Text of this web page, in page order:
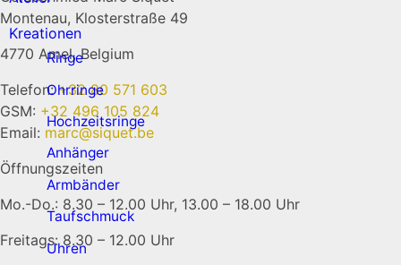
Kreationen
Ringe
Ohrringe
Hochzeitsringe
Anhänger
Armbänder
Taufschmuck
Uhren
Montenau, Klosterstraße 49
4770 Amel, Belgium
Telefon:+32 80 571 603
GSM: +32 496 105 824
Email: marc@siquet.be
Öffnungszeiten
Mo.-Do.: 8.30 – 12.00 Uhr, 13.00 – 18.00 Uhr
Freitags: 8.30 – 12.00 Uhr